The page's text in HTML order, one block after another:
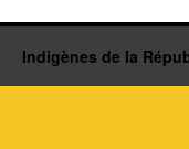
Indigènes de la